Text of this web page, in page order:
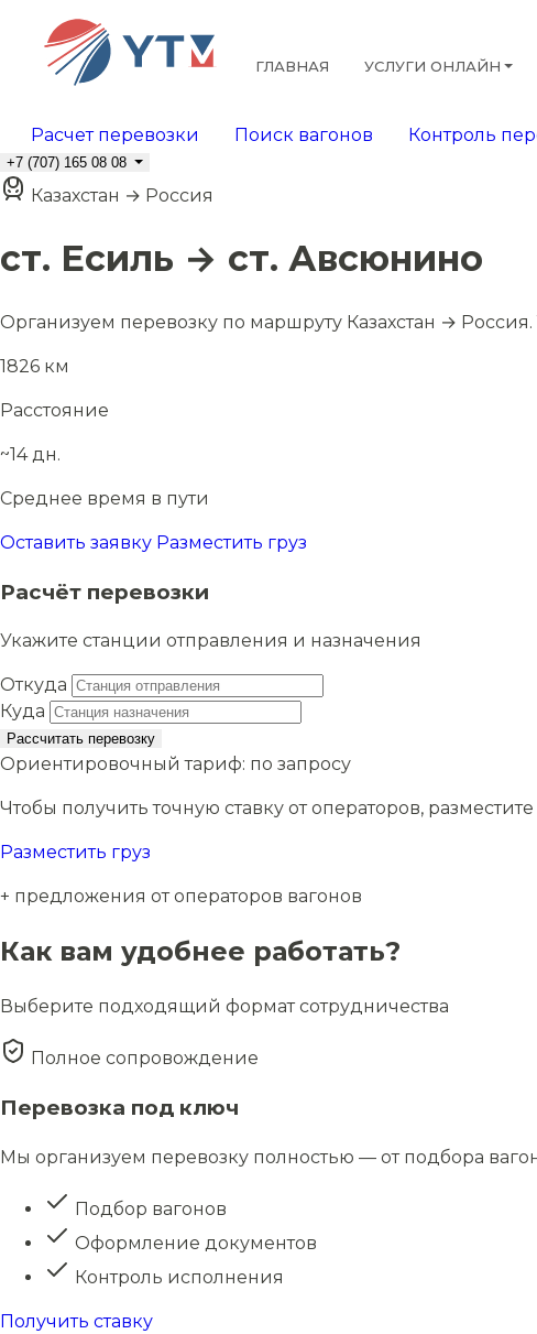
ГЛАВНАЯ УСЛУГИ ОНЛАЙН
Расчет перевозки Поиск вагонов Контроль
+7 (707) 165 08 08
Казахстан → Россия
ст. Есиль → ст. Авсюнино
Организуем перевозку по маршруту Казахстан →
1826 км
Расстояние
~14 дн.
Среднее время в пути
Оставить заявку Разместить груз
Расчёт перевозки
Укажите станции отправления и назначения
Откуда
Куда
Рассчитать перевозку
Ориентировочный тариф: по запросу
Чтобы получить точную ставку от операторов,
Разместить груз
+ предложения от операторов вагонов
Как вам удобнее работать?
Выберите подходящий формат сотрудничества
Полное сопровождение
Перевозка под ключ
Мы организуем перевозку полностью — от подбора
Подбор вагонов
Оформление документов
Контроль исполнения
Получить ставку